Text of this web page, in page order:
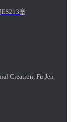
室
Creation, Fu Jen